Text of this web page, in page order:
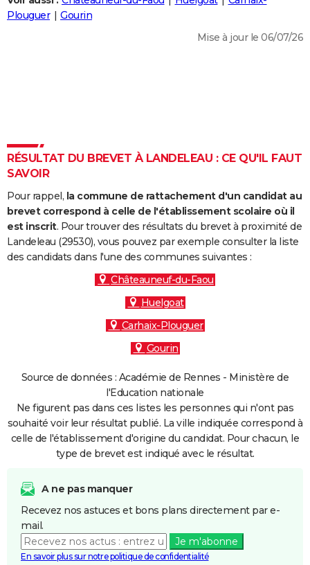
Destinations
City break
Voyage nature
Voyage de noces
Forum
Climat
+
PHOTO
Dictionnaire
Biographies
Citations
Expressions
Proverbes
PROGRAMME TV
S'inscrire
Se connecter
Lycées
Collèges
Primaires
Universités
Entreprises
Service militaire
Avis de recherche
AVIS DE DÉCÈS
FORUM
Plouguer
Gourin
Mise à jour le 06/07/26
RÉSULTAT DU BREVET À LANDELEAU : CE QU'IL FAUT
SAVOIR
Pour rappel, la commune de rattachement d'un candidat au
brevet correspond à celle de l'établissement scolaire où il
est inscrit. Pour trouver des résultats du brevet à proximité de
Landeleau (29530), vous pouvez par exemple consulter la liste
des candidats dans l'une des communes suivantes :
Châteauneuf-du-Faou
Huelgoat
Carhaix-Plouguer
Gourin
Source de données : Académie de Rennes - Ministère de
l'Education nationale
Ne figurent pas dans ces listes les personnes qui n'ont pas
souhaité voir leur résultat publié. La ville indiquée correspond à
celle de l'établissement d'origine du candidat. Pour chacun, le
type de brevet est indiqué avec le résultat.
A ne pas manquer
Recevez nos astuces et bons plans directement par e-
mail.
Je m'abonne
En savoir plus sur notre politique de confidentialité